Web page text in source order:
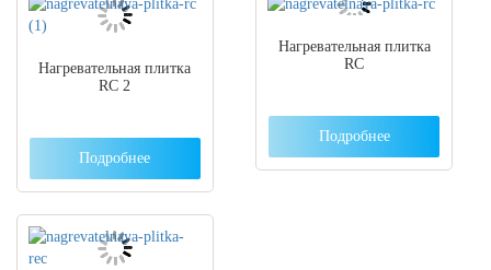
Нагревательная плитка
RC 2
Подробнее
Нагревательная плитка
RC
Подробнее